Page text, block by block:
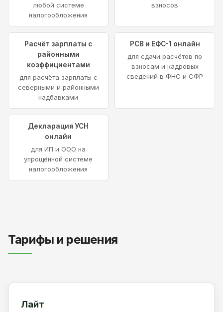
любой системе
налогообложения
взносов
Расчёт зарплаты с
районными
коэффициентами
для расчёта зарплаты с
северными и районными
надбавками
РСВ и ЕФС-1 онлайн
для сдачи расчётов по
взносам и кадровых
сведений в ФНС и СФР
Декларация УСН
онлайн
для ИП и ООО на
упрощённой системе
налогообложения
Тарифы и решения
Лайт